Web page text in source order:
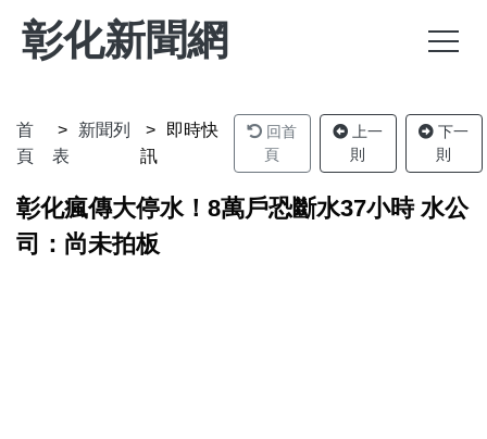
彰化新聞網
首
頁
新聞列
表
即時快
訊
回首
頁
上一
則
下一
則
彰化瘋傳大停水！8萬戶恐斷水37小時 水公
司：尚未拍板